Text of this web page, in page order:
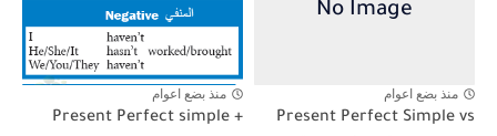
منذ بضع اعوام
Present Perfect Simple vs
منذ بضع اعوام
Present Perfect simple +